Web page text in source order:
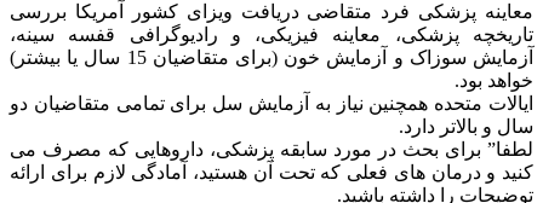
معاینه پزشکی فرد متقاضی دریافت ویزای کشور آمریکا بررسی
تاریخچه پزشکی، معاینه فیزیکی، و رادیوگرافی قفسه سینه،
آزمایش سوزاک و آزمایش خون (برای متقاضیان 15 سال یا بیشتر)
خواهد بود.
ایالات متحده همچنین نیاز به آزمایش سل برای تمامی متقاضیان دو
سال و بالاتر دارد.
لطفا” برای بحث در مورد سابقه پزشکی، داروهایی که مصرف می
کنید و درمان های فعلی که تحت آن هستید، آمادگی لازم برای ارائه
توضیحات را داشته باشید.